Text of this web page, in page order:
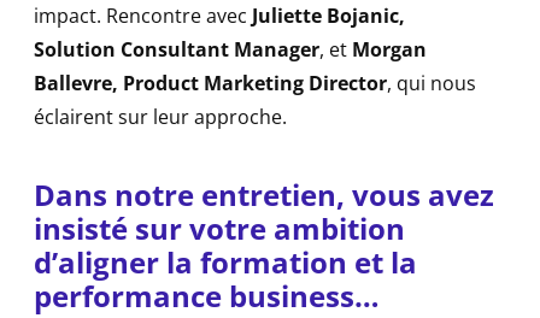
impact. Rencontre avec Juliette Bojanic,
Solution Consultant Manager, et Morgan
Ballevre, Product Marketing Director, qui nous
éclairent sur leur approche.
Dans notre entretien, vous avez
insisté sur votre ambition
d’aligner la formation et la
performance business…